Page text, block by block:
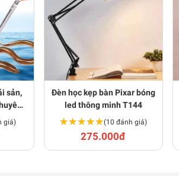
sản,
giá)
Đèn học kẹp bàn Pixar bóng
led thông minh T144
★★★★★
★★★★★(10 đánh giá)
275.000đ